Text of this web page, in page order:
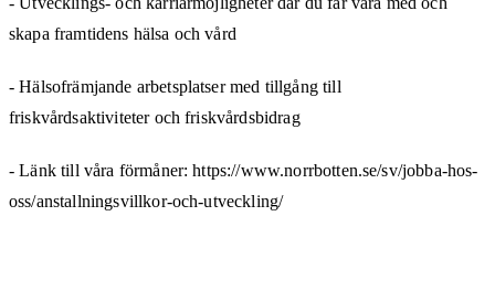
skapa framtidens hälsa och vård
- Hälsofrämjande arbetsplatser med tillgång till
friskvårdsaktiviteter och friskvårdsbidrag
- Länk till våra förmåner: https://www.norrbotten.se/sv/jobba-hos-
oss/anstallningsvillkor-och-utveckling/